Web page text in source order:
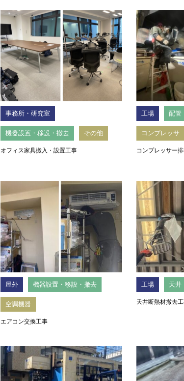
事務所・研究室
機器設置・移設・撤去 その他
オフィス家具搬入・設置工事
工場 配管
コンプレッサ
コンプレッサー
屋外 機器設置・移設・撤去
空調機器
エアコン交換工事
工場 天井
天井断熱材撤去